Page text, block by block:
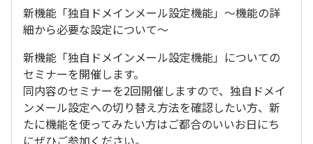
新機能「独自ドメインメール設定機能」～機能の詳
細から必要な設定について～
新機能「独自ドメインメール設定機能」についての
セミナーを開催します。
同内容のセミナーを2回開催しますので、独自ドメイ
ンメール設定への切り替え方法を確認したい方、新
たに機能を使ってみたい方はご都合のいいお日にち